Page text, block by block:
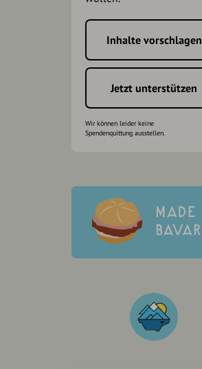
Inhalte vorschlagen
Jetzt unterstützen
Wir können leider keine
Spendenquittung ausstellen.